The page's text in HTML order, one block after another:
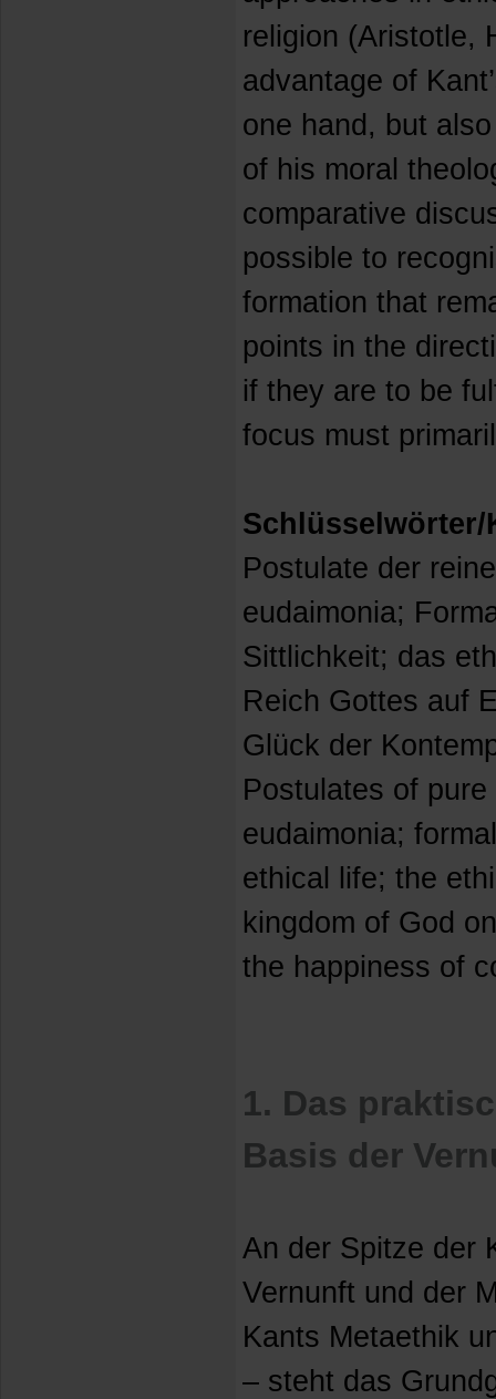
religion (Aristotle,
advantage of
one hand, but
of his moral
comparative
possible to
formation that
points in the
if they are to be
focus must
Schlüsselwörter/
Postulate der
eudaimonia;
Sittlichkeit; das
Reich Gottes auf
Glück der
Postulates of
eudaimonia;
ethical life; the
kingdom of God
the happiness of
1. Das
Basis der
An der Spitze der
Vernunft und der
Kants Metaethik
– steht das